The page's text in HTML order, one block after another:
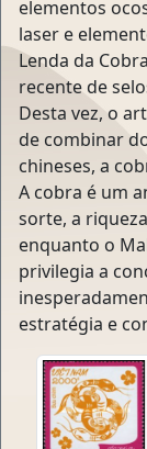
elementos
laser e
Lenda da
recente de
Desta vez, o
de combinar
chineses, a
A cobra é um
sorte, a
enquanto o
privilegia a
estratégia e